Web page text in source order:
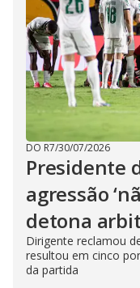
DO R7/30/07/2026
Presidente
agressão
detona
Dirigente reclamou
resultou em cinco
da partida